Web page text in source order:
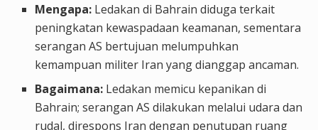
Mengapa: Ledakan di Bahrain diduga terkait
peningkatan kewaspadaan keamanan, sementara
serangan AS bertujuan melumpuhkan
kemampuan militer Iran yang dianggap ancaman.
Bagaimana: Ledakan memicu kepanikan di
Bahrain; serangan AS dilakukan melalui udara dan
rudal, direspons Iran dengan penutupan ruang